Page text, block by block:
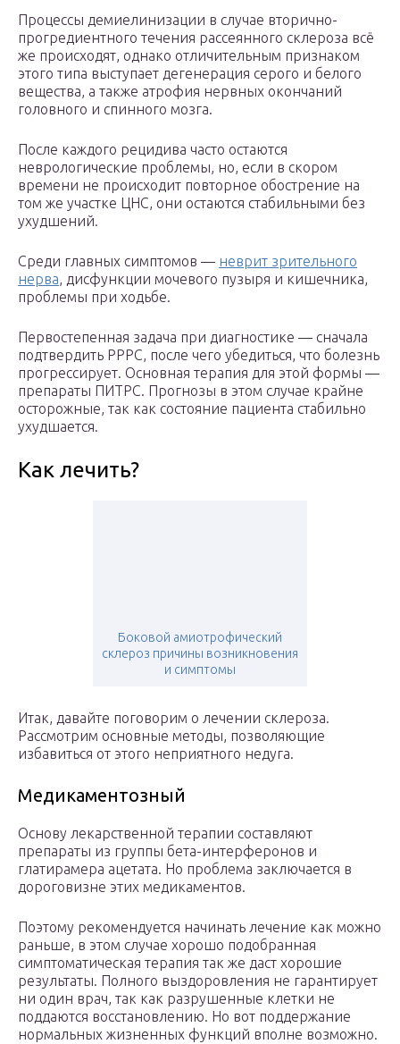
Процессы демиелинизации в случае вторично-
прогредиентного течения рассеянного склероза всё
же происходят, однако отличительным признаком
этого типа выступает дегенерация серого и белого
вещества, а также атрофия нервных окончаний
головного и спинного мозга.
После каждого рецидива часто остаются
неврологические проблемы, но, если в скором
времени не происходит повторное обострение на
том же участке ЦНС, они остаются стабильными без
ухудшений.
Среди главных симптомов — неврит зрительного
нерва, дисфункции мочевого пузыря и кишечника,
проблемы при ходьбе.
Первостепенная задача при диагностике — сначала
подтвердить РРРС, после чего убедиться, что болезнь
прогрессирует. Основная терапия для этой формы —
препараты ПИТРС. Прогнозы в этом случае крайне
осторожные, так как состояние пациента стабильно
ухудшается.
Как лечить?
Боковой амиотрофический
склероз причины возникновения
и симптомы
Итак, давайте поговорим о лечении склероза.
Рассмотрим основные методы, позволяющие
избавиться от этого неприятного недуга.
Медикаментозный
Основу лекарственной терапии составляют
препараты из группы бета-интерферонов и
глатирамера ацетата. Но проблема заключается в
дороговизне этих медикаментов.
Поэтому рекомендуется начинать лечение как можно
раньше, в этом случае хорошо подобранная
симптоматическая терапия так же даст хорошие
результаты. Полного выздоровления не гарантирует
ни один врач, так как разрушенные клетки не
поддаются восстановлению. Но вот поддержание
нормальных жизненных функций вполне возможно.